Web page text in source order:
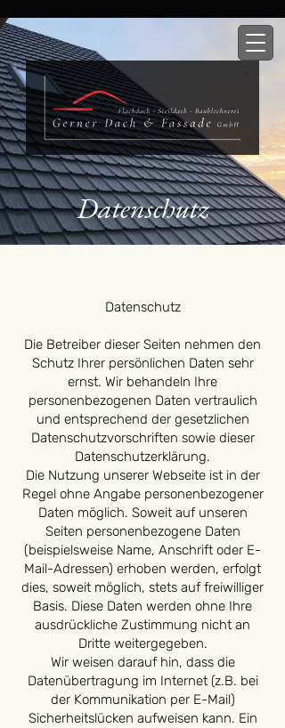
Datenschutz
Datenschutz
Die Betreiber dieser Seiten nehmen den
Schutz Ihrer persönlichen Daten sehr
ernst. Wir behandeln Ihre
personenbezogenen Daten vertraulich
und entsprechend der gesetzlichen
Datenschutzvorschriften sowie dieser
Datenschutzerklärung.
Die Nutzung unserer Webseite ist in der
Regel ohne Angabe personenbezogener
Daten möglich. Soweit auf unseren
Seiten personenbezogene Daten
(beispielsweise Name, Anschrift oder E-
Mail-Adressen) erhoben werden, erfolgt
dies, soweit möglich, stets auf freiwilliger
Basis. Diese Daten werden ohne Ihre
ausdrückliche Zustimmung nicht an
Dritte weitergegeben.
Wir weisen darauf hin, dass die
Datenübertragung im Internet (z.B. bei
der Kommunikation per E-Mail)
Sicherheitslücken aufweisen kann. Ein